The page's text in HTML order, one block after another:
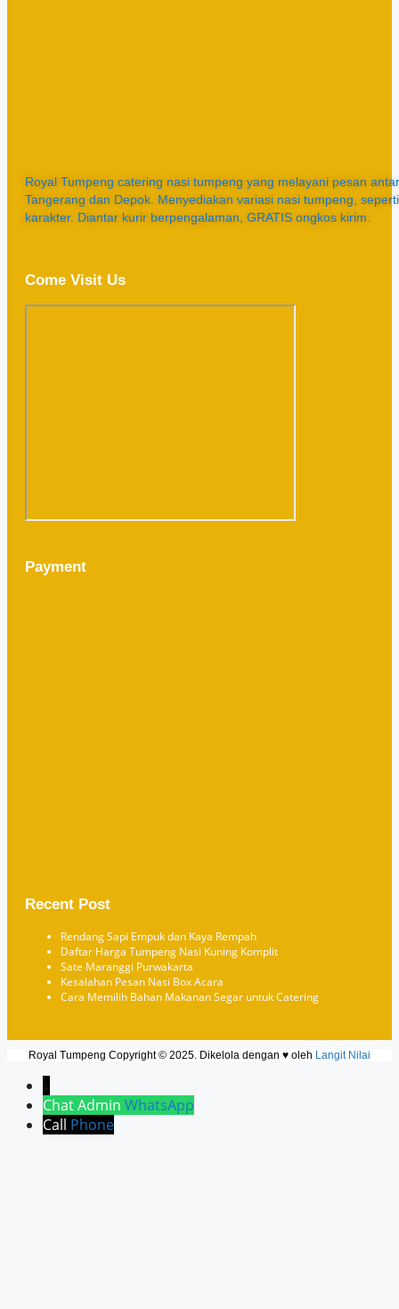
Royal Tumpeng catering nasi tumpeng yang melayani pesan
Tangerang dan Depok. Menyediakan variasi nasi tumpeng,
karakter. Diantar kurir berpengalaman, GRATIS ongkos kirim.
Come Visit Us
Payment
Recent Post
Rendang Sapi Empuk dan Kaya Rempah
Daftar Harga Tumpeng Nasi Kuning Komplit
Sate Maranggi Purwakarta
Kesalahan Pesan Nasi Box Acara
Cara Memilih Bahan Makanan Segar untuk Catering
Royal Tumpeng Copyright © 2025. Dikelola dengan ♥ oleh Langit Nilai
↓
Chat Admin WhatsApp
Call Phone